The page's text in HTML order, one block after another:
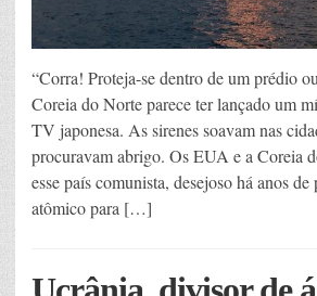
“Corra! Proteja-se dentro de um prédio
Coreia do Norte parece ter lançado um
TV japonesa. As sirenes soavam nas
procuravam abrigo. Os EUA e a Coreia
esse país comunista, desejoso há anos
atômico para […]